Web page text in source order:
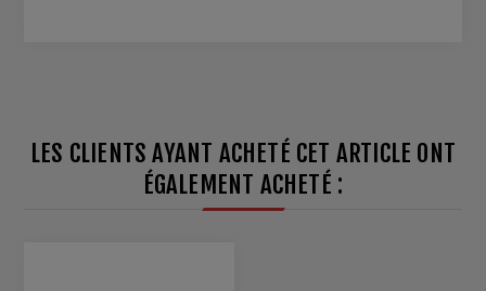
LES CLIENTS AYANT ACHETÉ CET ARTICLE ONT
ÉGALEMENT ACHETÉ :